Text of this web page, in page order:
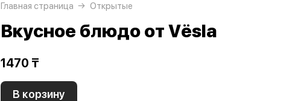
Главная страница Открытые
Вкусное блюдо от Vёsla
1470 ₸
В корзину